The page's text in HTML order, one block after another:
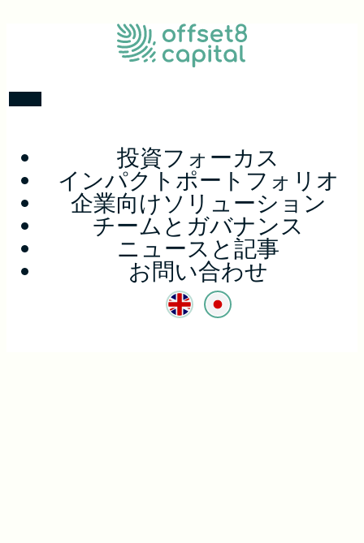
投資フォーカス
インパクトポートフォリオ
企業向けソリューション
チームとガバナンス
ニュースと記事
お問い合わせ